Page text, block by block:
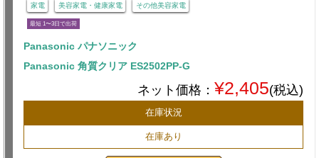
家電 美容家電・健康家電 その他美容家電
最短 1〜3日で出荷
Panasonic パナソニック
Panasonic 角質クリア ES2502PP-G
ネット価格： ¥2,405(税込)
在庫状況
在庫あり